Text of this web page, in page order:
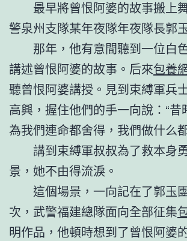
最早將曾恨阿婆的故事搬上
警泉州支隊某年夜隊年夜隊長郭
那年，他有意間聽到一位白
講述曾恨阿婆的故事。后來包養
聽曾恨阿婆講授。見到束縛軍兵
高興，握住他們的手一向說：“昔
為我們連命都舍得，我們做什么
講到束縛軍叔叔為了救本身
景，她不由得流淚。
這個場景，一向記在了郭玉
次，武警福建總隊面向全部征集
明作品，他頓時想到了曾恨阿婆